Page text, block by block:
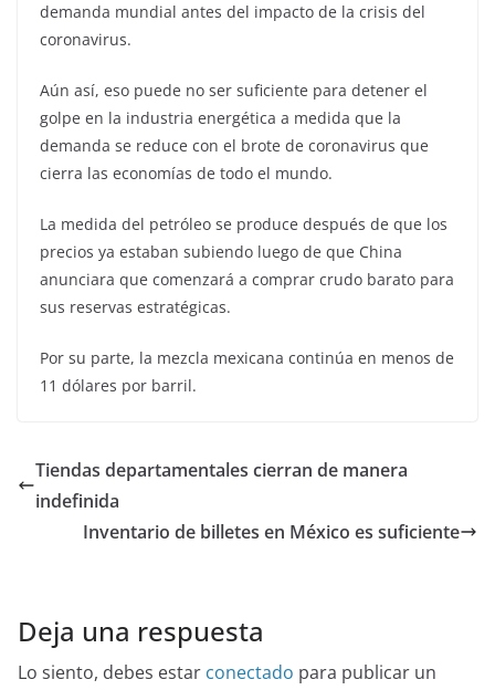
demanda mundial antes del impacto de la crisis del
coronavirus.
Aún así, eso puede no ser suficiente para detener el
golpe en la industria energética a medida que la
demanda se reduce con el brote de coronavirus que
cierra las economías de todo el mundo.
La medida del petróleo se produce después de que los
precios ya estaban subiendo luego de que China
anunciara que comenzará a comprar crudo barato para
sus reservas estratégicas.
Por su parte, la mezcla mexicana continúa en menos de
11 dólares por barril.
Tiendas departamentales cierran de manera
indefinida
Inventario de billetes en México es suficiente
Deja una respuesta
Lo siento, debes estar conectado para publicar un